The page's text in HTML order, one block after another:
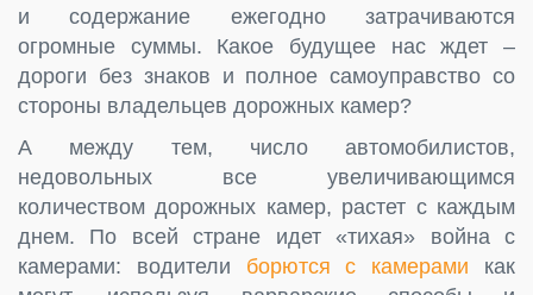
и содержание ежегодно затрачиваются
огромные суммы. Какое будущее нас ждет –
дороги без знаков и полное самоуправство со
стороны владельцев дорожных камер?
А между тем, число автомобилистов,
недовольных все увеличивающимся
количеством дорожных камер, растет с каждым
днем. По всей стране идет «тихая» война с
камерами: водители борются с камерами как